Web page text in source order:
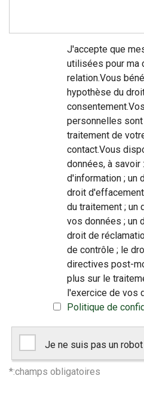
J'accepte que
utilisées pour ma
relation.Vous
hypothèse du
personnelles
traitement de
contact.Vous
données, à savoir
d'information ; un
droit
du traitement ; un
vos données ; un
droit de
de contrôle ; le
directives post-
plus sur le
l'exercice de vos
Politique de
Je ne suis pas un robot